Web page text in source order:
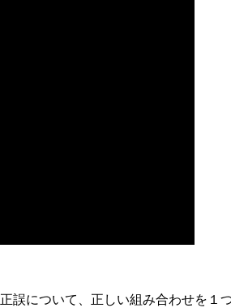
誤について、正しい組み合わせを１